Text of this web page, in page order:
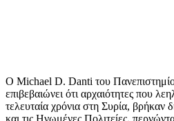
Ο Michael D. Danti του
επιβεβαιώνει ότι αρχαιότητες που
τελευταία χρόνια στη Συρία, βρήκαν
και τις Ηνωμένες Πολιτείες,